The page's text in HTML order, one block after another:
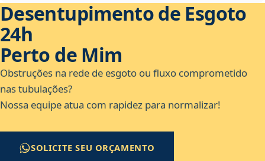
Desentupimento de Esgoto
24h
Perto de Mim
Obstruções na rede de esgoto ou fluxo comprometido
nas tubulações?
Nossa equipe atua com rapidez para normalizar!
SOLICITE SEU ORÇAMENTO